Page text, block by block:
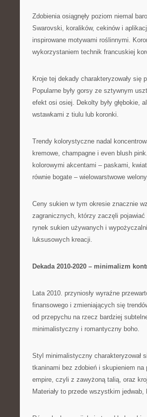
Zdobienia osiągnęły poziom niemal
Swarovski, koralików, cekinów i
inspirowane motywami roślinnymi.
wykorzystaniem technik francuskiej
Kroje tej dekady charakteryzowały
Popularne były gorsy ze sztywnym
efekt osi osiej. Dekolty były głębokie,
wstawkami z tiulu lub koronki.
Trendy kolorystyczne nadal
kremowe, champagne i even blush
kolorowymi akcentami – paskami,
równie bogate – wielowarstwowe
Ceny sukien w tym okresie znacznie
zagranicznych, którzy zaczęli
rynek sukien używanych i
luksusowych kreacji.
Dekada 2010-2020 – minimalizm
Lata 2010. przyniosły wyraźne
finansowego i zmieniających się
od przepychu na rzecz bardziej
minimalistyczny i romantyczny boho.
Styl minimalistyczny charakteryzował
tkaninami bez zdobień i skupieniem
empire, czyli z zawyżoną talią, oraz
Materiały to przede wszystkim